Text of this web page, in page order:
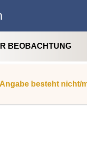
BEOBACHTUNG
Angabe besteht nicht/